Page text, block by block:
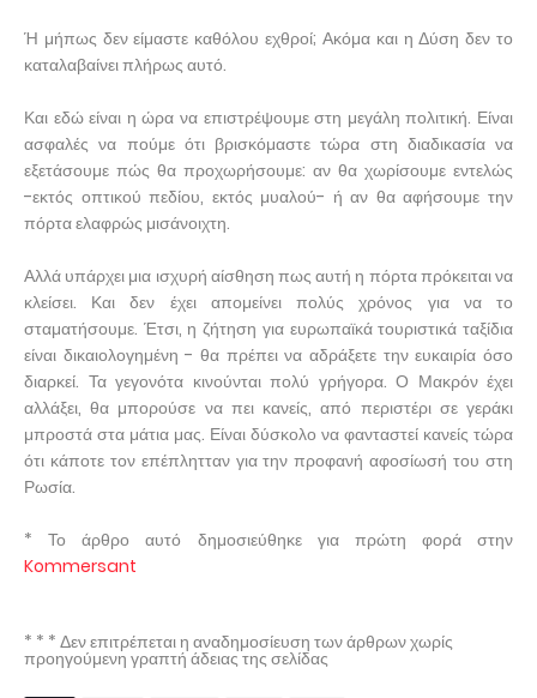
Ή μήπως δεν είμαστε καθόλου εχθροί; Ακόμα και η Δύση δεν το
καταλαβαίνει πλήρως αυτό.
Και εδώ είναι η ώρα να επιστρέψουμε στη μεγάλη πολιτική. Είναι
ασφαλές να πούμε ότι βρισκόμαστε τώρα στη διαδικασία να
εξετάσουμε πώς θα προχωρήσουμε: αν θα χωρίσουμε εντελώς
-εκτός οπτικού πεδίου, εκτός μυαλού- ή αν θα αφήσουμε την
πόρτα ελαφρώς μισάνοιχτη.
Αλλά υπάρχει μια ισχυρή αίσθηση πως αυτή η πόρτα πρόκειται να
κλείσει. Και δεν έχει απομείνει πολύς χρόνος για να το
σταματήσουμε. Έτσι, η ζήτηση για ευρωπαϊκά τουριστικά ταξίδια
είναι δικαιολογημένη - θα πρέπει να αδράξετε την ευκαιρία όσο
διαρκεί. Τα γεγονότα κινούνται πολύ γρήγορα. Ο Μακρόν έχει
αλλάξει, θα μπορούσε να πει κανείς, από περιστέρι σε γεράκι
μπροστά στα μάτια μας. Είναι δύσκολο να φανταστεί κανείς τώρα
ότι κάποτε τον επέπλητταν για την προφανή αφοσίωσή του στη
Ρωσία.
* Το άρθρο αυτό δημοσιεύθηκε για πρώτη φορά στην
Kommersant
* * * Δεν επιτρέπεται η αναδημοσίευση των άρθρων χωρίς
προηγούμενη γραπτή άδειας της σελίδας